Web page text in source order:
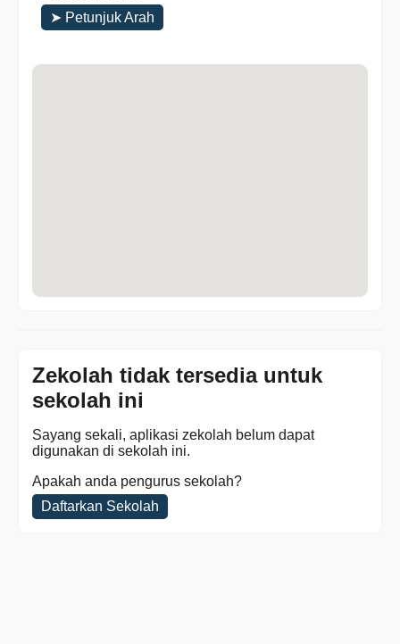
➤ Petunjuk Arah
Zekolah tidak tersedia untuk
sekolah ini
Sayang sekali, aplikasi zekolah belum dapat
digunakan di sekolah ini.
Apakah anda pengurus sekolah?
Daftarkan Sekolah